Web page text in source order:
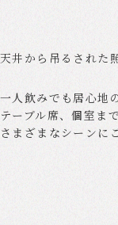
天井から吊るされた
一人飲みでも居心地
テーブル席、個室ま
さまざまなシーンに